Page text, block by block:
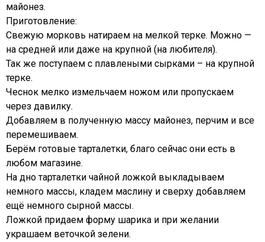
майонез.
Приготовление:
Свежую морковь натираем на мелкой терке. Можно —
на средней или даже на крупной (на любителя).
Так же поступаем с плавлеными сырками – на крупной
терке.
Чеснок мелко измельчаем ножом или пропускаем
через давилку.
Добавляем в полученную массу майонез, перчим и все
перемешиваем.
Берём готовые тарталетки, благо сейчас они есть в
любом магазине.
На дно тарталетки чайной ложкой выкладываем
немного массы, кладем маслину и сверху добавляем
ещё немного сырной массы.
Ложкой придаем форму шарика и при желании
украшаем веточкой зелени.